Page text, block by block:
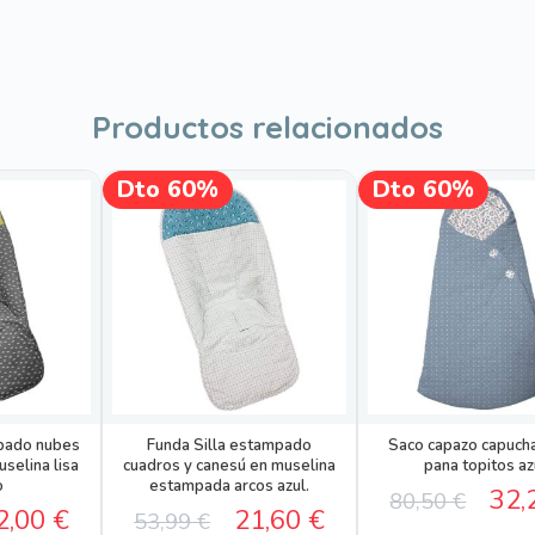
Productos relacionados
nubes
lisa
€El
Dto 60%
Funda Silla estampado
cuadros y canesú en muselina
estampada arcos azul.
¡OFERTA!
53,99€ El21,60 €El
Este
producto
múltiples
variantes.
página
Dto 60%
Saco capazo
pana topitos
¡OFERTA!
80,50€
El